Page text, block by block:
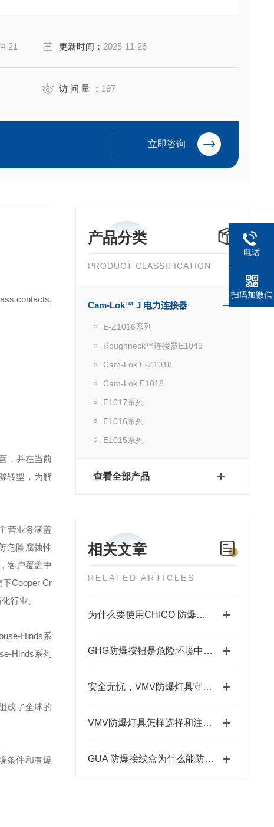
21 更新时间： 2025-11-26
访 问 量 ： 197
立即咨询
产品分类
PRODUCT CLASSIFICATION
Cam-Lok™ J 电力连接器
E-Z1016系列
Roughneck™连接器E1049
Cam-Lok E-Z1018
Cam-Lok E1018
E1017系列
E1016系列
E1015系列
查看全部产品
相关文章
RELATED ARTICLES
为什么要使用CHICO 防爆粉纤维胶泥呢?
GHG防爆按钮是危险环境中的安全开关使者
安全无忧，VMV防爆灯具守护您的生活
VMV防爆灯具怎样选择和注意事项
GUA 防爆接线盒为什么能防爆？
contacts,
，并在当前
转型，为解
营业务涵盖
危险腐蚀性
客户覆盖中
下Cooper Cr
行业。
Hinds系
Hinds系列
成了全球的
条件和有爆
电话
扫码加微信